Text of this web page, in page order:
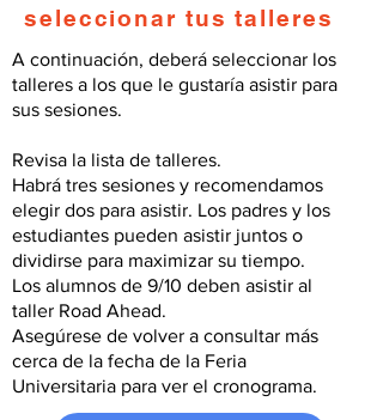
seleccionar tus talleres
A continuación, deberá seleccionar los
talleres a los que le gustaría asistir para
sus sesiones.
Revisa la lista de talleres.
Habrá tres sesiones y recomendamos
elegir dos para asistir. Los padres y los
estudiantes pueden asistir juntos o
dividirse para maximizar su tiempo.
Los alumnos de 9/10 deben asistir al
taller Road Ahead.
Asegúrese de volver a consultar más
cerca de la fecha de la Feria
Universitaria para ver el cronograma.